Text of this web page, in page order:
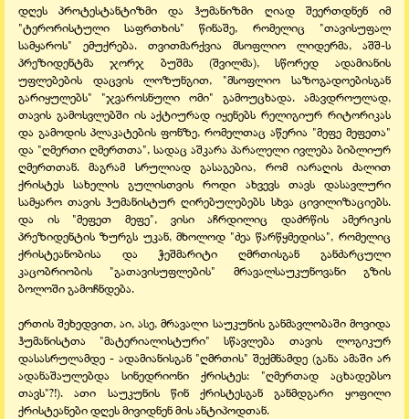
დღეს პროტესტანტიზმი და ჰუმანიზმი ღიად შეერთდნენ იმ
"ტერორისტული საფრთხის" წინაშე, რომელიც "თავისუფალ
სამყაროს" ემუქრება. თვითმარქვია მსოფლიო ლიდერმა, აშშ-ს
პრეზიდენტმა ჯორჯ ბუშმა (შვილმა), სწორედ ადამიანის
უფლებების დაცვის ლოზუნგით, "მსოფლიო საზოგადოებისგან
გარიყულებს" "ჯვაროსნული ომი" გამოუცხადა. ამავდროულად,
თავის გამოსვლებში ის აქტიურად იყენებს რელიგიურ რიტორიკას
და გამოდის პლაკატების ფონზე, რომელთაც აწერია "მეფე მეფეთა"
და "ღმერთი ღმერთთა", სადაც აშკარა პარალელი ივლება ბიბლიურ
ღმერთთან. მაგრამ სრულიად გასაგებია, რომ იარაღის ძალით
ქრისტეს სახელის გულისთვის როდი ახვევს თავს დასავლური
სამყარო თავის ჰუმანისტურ ღირებულებებს სხვა ცივილიზაციებს.
და ის "მეფეთ მეფე", ვისი აჩრდილიც დაძრწის ამერიკის
პრეზიდენტის ზურგს უკან, მხოლოდ "ძეა წარწყმედისა", რომელიც
ქრისტეანობისა და ჭეშმარიტი ღმრთისგან განძარცული
კაცობრიობის "გათავისუფლების" მრავალსაუკუნოვანი გზის
ბოლოში გამოჩნდება.
ერთის შეხედვით, აი, ასე, მრავალი საუკუნის განმავლობაში მოვიდა
ჰუმანისტთა "მატერიალისტური" სწავლება თავის ლოგიკურ
დასასრულამდე - ადამიანისგან "ღმრთის" შექმნამდე (განა ამაში არ
ადანაშაულებდა სინედრიონი ქრისტეს: "ღმერთად აცხადებსო
თავს"?!). ათი საუკუნის წინ ქრისტესგან განმდგარი ყოფილი
ქრისტეანები დღეს მივიდნენ მის ანტიპოდთან.